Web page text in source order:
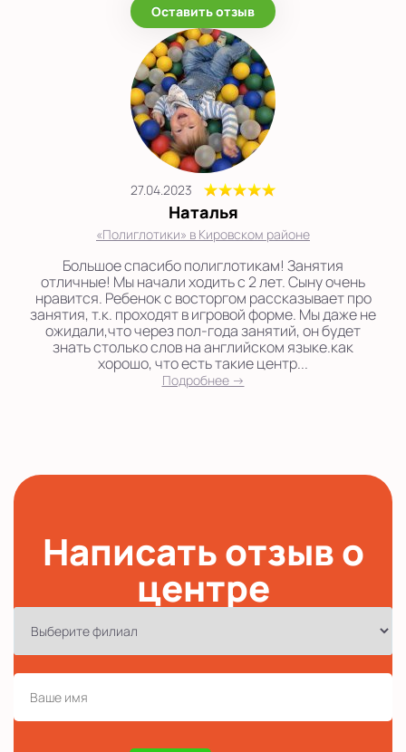
Оставить отзыв
27.04.2023
Наталья
«Полиглотики» в Кировском районе
Большое спасибо полиглотикам! Занятия
отличные! Мы начали ходить с 2 лет. Сыну очень
нравится. Ребенок с восторгом рассказывает про
занятия, т.к. проходят в игровой форме. Мы даже не
ожидали,что через пол-года занятий, он будет
знать столько слов на английском языке.как
хорошо, что есть такие центр...
Подробнее →
Написать отзыв о
центре